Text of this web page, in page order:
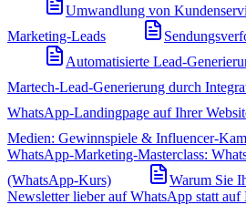
Umwandlung von
Marketing-Leads
Automatisierte Lead-
Martech-Lead-Generierung durch
WhatsApp-Landingpage auf Ihrer
Medien: Gewinnspiele & Influencer-
WhatsApp-Marketing-Masterclass:
(WhatsApp-Kurs)
Warum Sie
Newsletter lieber auf WhatsApp statt